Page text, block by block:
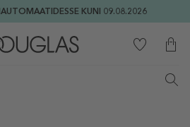
KUNI 09.08.2026